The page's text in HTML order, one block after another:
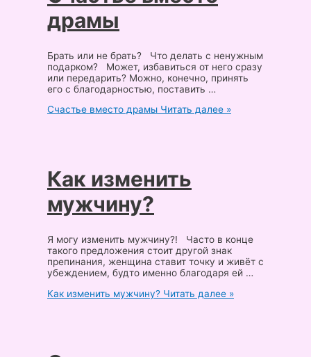
драмы
Брать или не брать? Что делать с ненужным
подарком? Может, избавиться от него сразу
или передарить? Можно, конечно, принять
его с благодарностью, поставить …
Счастье вместо драмы Читать далее »
Как изменить
мужчину?
Я могу изменить мужчину?! Часто в конце
такого предложения стоит другой знак
препинания, женщина ставит точку и живёт с
убеждением, будто именно благодаря ей …
Как изменить мужчину? Читать далее »